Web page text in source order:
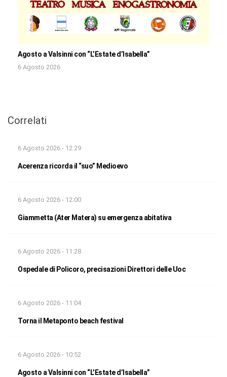
Agosto a Valsinni con “L’Estate d’Isabella”
6 Agosto 2026
Correlati
6 Agosto 2026 - 12:29
Acerenza ricorda il “suo” Medioevo
6 Agosto 2026 - 12:00
Giammetta (Ater Matera) su emergenza abitativa
6 Agosto 2026 - 11:28
Ospedale di Policoro, precisazioni Direttori delle Uoc
6 Agosto 2026 - 11:04
Torna il Metaponto beach festival
6 Agosto 2026 - 10:52
Agosto a Valsinni con “L’Estate d’Isabella”